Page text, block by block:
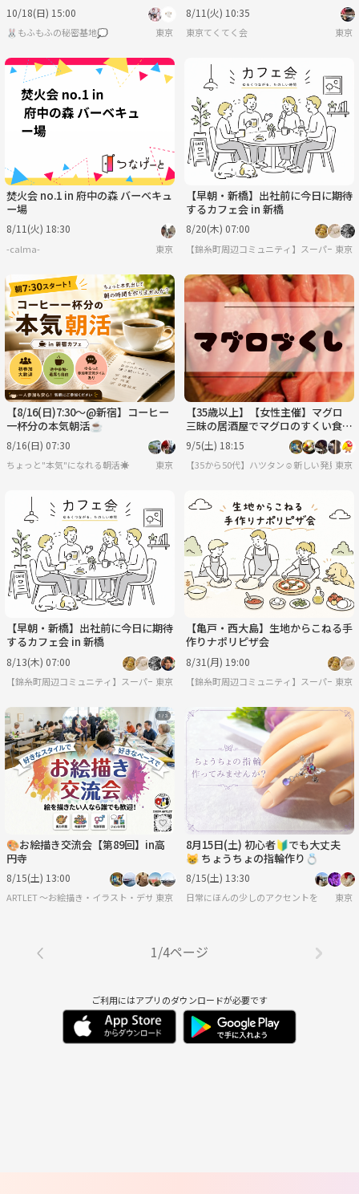
袋】【🤗初心者さん歓迎🔰✨】
10/18(日) 15:00
🐰もふもふの秘密基地💭 東京
をめぐる街歩き～
8/11(火) 10:35
東京てくてく会 東京
焚火会 no.1 in 府中の森 バーベキュ
ー場
8/11(火) 18:30
-calma- 東京
【早朝・新橋】出社前に今日に期待
するカフェ会 in 新橋
8/20(木) 07:00
【錦糸町周辺コミュニティ】スーパーレト
東京
【8/16(日)7:30〜@新宿】コーヒー
一杯分の本気朝活☕️
8/16(日) 07:30
ちょっと"本気"になれる朝活☀️ 東京
【35歳以上】【女性主催】マグロ
三昧の居酒屋でマグロのすくい食い
を体験する会【中野】
9/5(土) 18:15
【35から50代】ハツタン☺️新しい発見探索
東京
【早朝・新橋】出社前に今日に期待
するカフェ会 in 新橋
8/13(木) 07:00
【錦糸町周辺コミュニティ】スーパーレトリバー
東京
【亀戸・西大島】生地からこねる手
作りナポリピザ会
8/31(月) 19:00
【錦糸町周辺コミュニティ】スーパーレト
東京
🎨お絵描き交流会【第89回】in高
円寺
8/15(土) 13:00
ARTLET 〜お絵描き・イラスト・デザイン・映画・漫画・アニメ・アート・クリエイティ
東京
8月15日(土) 初心者🔰でも大丈夫
😸 ちょうちょの指輪作り💍
8/15(土) 13:30
日常にほんの少しのアクセントを 東京
1/4ページ
ご利用にはアプリのダウンロードが必要です